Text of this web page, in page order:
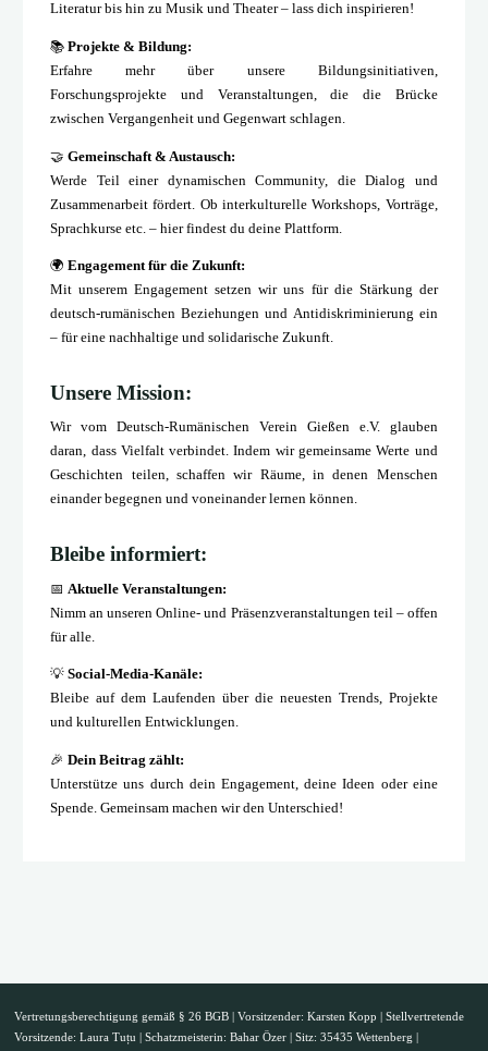
Literatur bis hin zu Musik und Theater – lass dich inspirieren!
📚Projekte & Bildung:
Erfahre mehr über unsere Bildungsinitiativen,
Forschungsprojekte und Veranstaltungen, die die Brücke
zwischen Vergangenheit und Gegenwart schlagen.
🤝Gemeinschaft & Austausch:
Werde Teil einer dynamischen Community, die Dialog und
Zusammenarbeit fördert. Ob interkulturelle Workshops, Vorträge,
Sprachkurse etc. – hier findest du deine Plattform.
🌍Engagement für die Zukunft:
Mit unserem Engagement setzen wir uns für die Stärkung der
deutsch-rumänischen Beziehungen und Antidiskriminierung ein
– für eine nachhaltige und solidarische Zukunft.
Unsere Mission:
Wir vom Deutsch-Rumänischen Verein Gießen e.V. glauben
daran, dass Vielfalt verbindet. Indem wir gemeinsame Werte und
Geschichten teilen, schaffen wir Räume, in denen Menschen
einander begegnen und voneinander lernen können.
Bleibe informiert:
📅Aktuelle Veranstaltungen:
Nimm an unseren Online- und Präsenzveranstaltungen teil – offen
für alle.
💡Social-Media-Kanäle:
Bleibe auf dem Laufenden über die neuesten Trends, Projekte
und kulturellen Entwicklungen.
🎉Dein Beitrag zählt:
Unterstütze uns durch dein Engagement, deine Ideen oder eine
Spende. Gemeinsam machen wir den Unterschied!
Vertretungsberechtigung gemäß § 26 BGB | Vorsitzender: Karsten Kopp | Stellvertretende
Vorsitzende: Laura Tuțu | Schatzmeisterin: Bahar Özer | Sitz: 35435 Wettenberg |